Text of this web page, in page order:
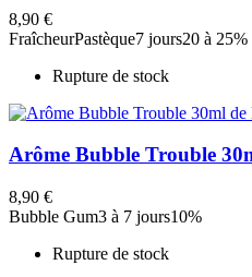
8,90 €
FraîcheurPastèque7 jours20 à 25%
Rupture de stock
Arôme Bubble Trouble
8,90 €
Bubble Gum3 à 7 jours10%
Rupture de stock